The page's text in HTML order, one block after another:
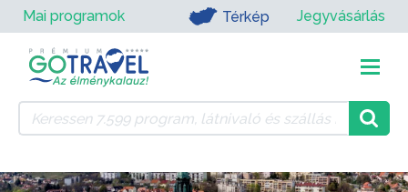
Mai programok Térkép Jegyvásárlás